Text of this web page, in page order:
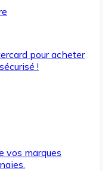
pour acheter
!
vos marques